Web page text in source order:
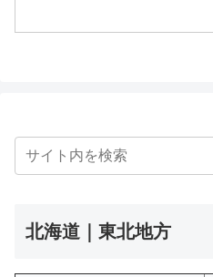
北海道｜東北地方